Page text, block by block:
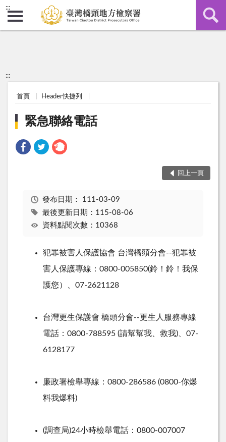
:::
:::
首頁 Header快捷列
緊急聯絡電話
回上一頁
發布日期： 111-03-09
最後更新日期：115-08-06
資料點閱次數：10368
犯罪被害人保護協會 台灣橋頭分會--犯罪被
害人保護專線：0800-005850(鈴！鈴！我保
護您）、07-2621128
台灣更生保護會 橋頭分會--更生人服務專線
電話：0800-788595 (請幫幫我、救我)、07-
6128177
廉政署檢舉專線：0800-286586 (0800-你爆
料我爆料)
(調查局)24小時檢舉電話：0800-007007